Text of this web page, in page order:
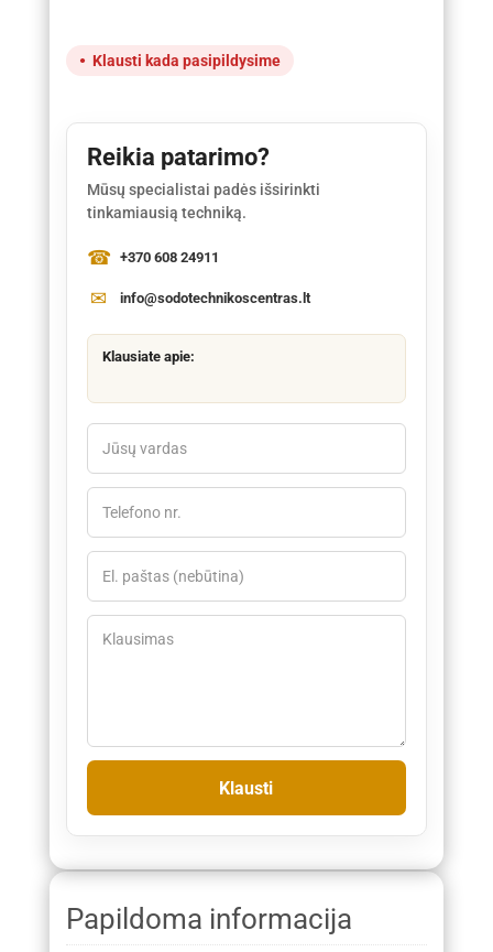
Klausti kada pasipildysime
Reikia patarimo?
Mūsų specialistai padės išsirinkti
tinkamiausią techniką.
+370 608 24911
info@sodotechnikoscentras.lt
Klausiate apie:
Papildoma informacija